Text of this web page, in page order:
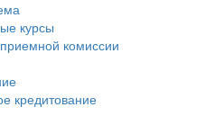
курсы
комиссии
кредитование